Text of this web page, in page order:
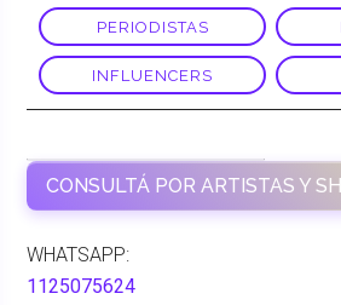
PERIODISTAS
INFLUENCERS
CONSULTÁ POR ARTISTAS Y
WHATSAPP:
1125075624